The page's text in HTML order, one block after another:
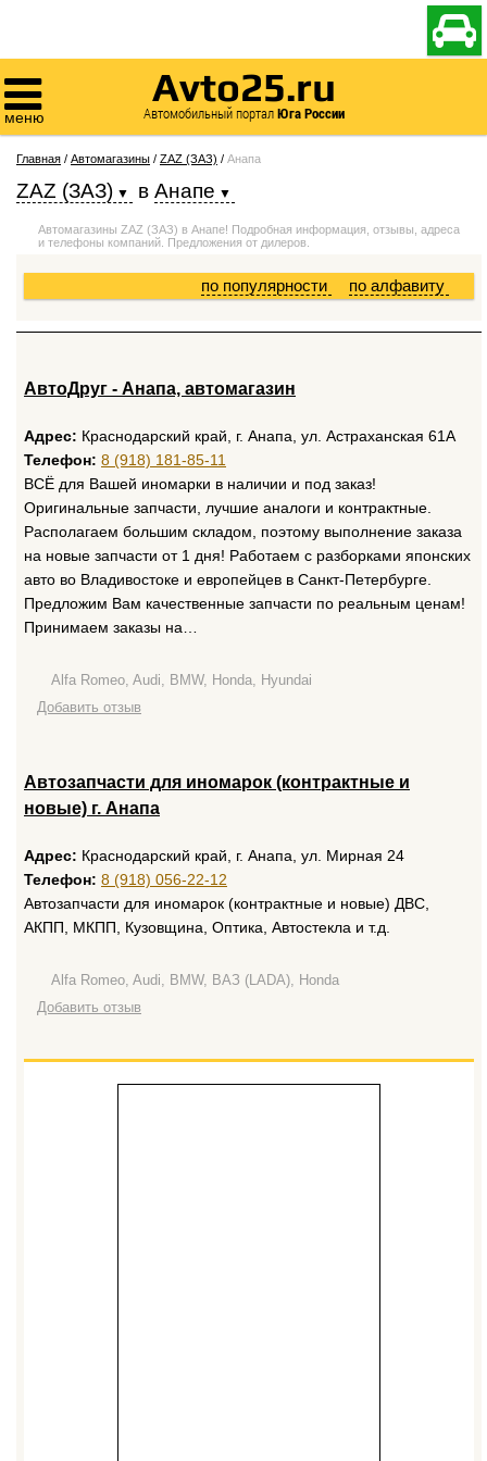


меню
Avto25.ru
Автомобильный порталЮга России
Главная / Автомагазины / ZAZ (ЗАЗ) / Анапа
ZAZ (ЗАЗ) в Анапе
Автомагазины ZAZ (ЗАЗ) в Анапе! Подробная информация, отзывы, адреса
и телефоны компаний. Предложения от дилеров.
по алфавиту
по популярности
АвтоДруг - Анапа, автомагазин
Адрес: Краснодарский край, г. Анапа, ул. Астраханская 61А
Телефон: 8 (918) 181-85-11
ВСЁ для Вашей иномарки в наличии и под заказ!
Оригинальные запчасти, лучшие аналоги и контрактные.
Располагаем большим складом, поэтому выполнение заказа
на новые запчасти от 1 дня! Работаем с разборками японских
авто во Владивостоке и европейцев в Санкт-Петербурге.
Предложим Вам качественные запчасти по реальным ценам!
Принимаем заказы на…
Alfa Romeo, Audi, BMW, Honda, Hyundai
Добавить отзыв
Автозапчасти для иномарок (контрактные и
новые) г. Анапа
Адрес: Краснодарский край, г. Анапа, ул. Мирная 24
Телефон: 8 (918) 056-22-12
Автозапчасти для иномарок (контрактные и новые) ДВС,
АКПП, МКПП, Кузовщина, Оптика, Автостекла и т.д.
Alfa Romeo, Audi, BMW, ВАЗ (LADA), Honda
Добавить отзыв